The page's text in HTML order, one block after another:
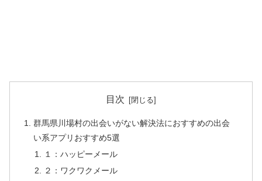
目次
群馬県川場村の出会いがない解決法におすすめの出会
い系アプリおすすめ5選
１：ハッピーメール
２：ワクワクメール